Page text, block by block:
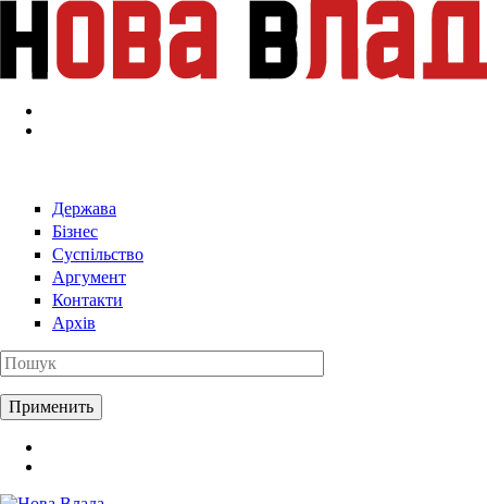
Перейти к основному содержанию
Держава
Бізнес
Суспільство
Аргумент
Контакти
Архів